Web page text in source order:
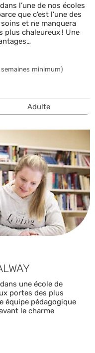
l’une de nos écoles
que c’est l’une des
et ne manquera
plus chaleureux ! Une
minimum)
Adulte
une école de
portes des plus
équipe pédagogique
le charme